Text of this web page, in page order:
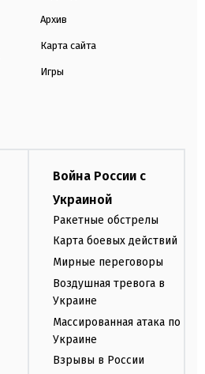
Архив
Карта сайта
Игры
Война России с
Украиной
Ракетные обстрелы
Карта боевых действий
Мирные переговоры
Воздушная тревога в
Украине
Массированная атака по
Украине
Взрывы в России